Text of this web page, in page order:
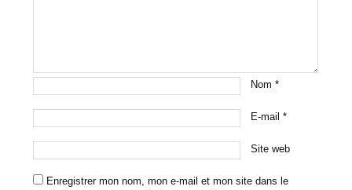
Nom*
E-mail*
Site web
Enregistrer mon nom, mon e-mail et mon site dans le